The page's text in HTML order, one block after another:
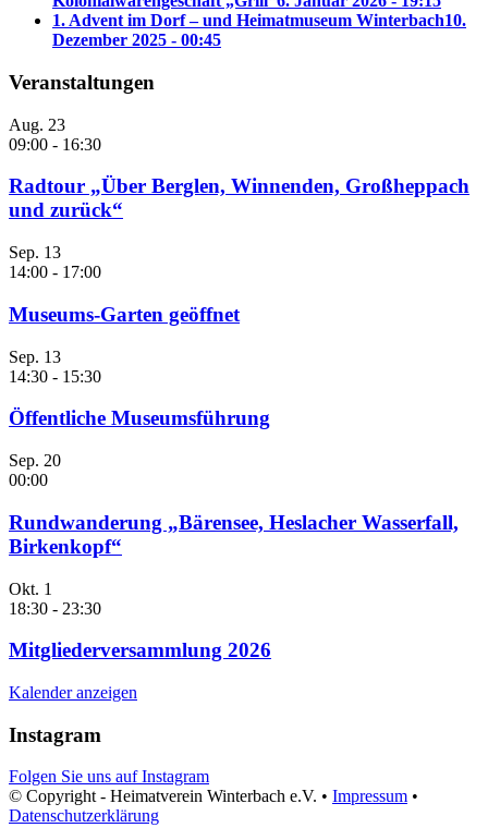
1. Advent im Dorf – und Heimatmuseum Winterbach10.
Dezember 2025 - 00:45
Veranstaltungen
Aug. 23
09:00 - 16:30
Radtour „Über Berglen, Winnenden, Großheppach
und zurück“
Sep. 13
14:00 - 17:00
Museums-Garten geöffnet
Sep. 13
14:30 - 15:30
Öffentliche Museumsführung
Sep. 20
00:00
Rundwanderung „Bärensee, Heslacher Wasserfall,
Birkenkopf“
Okt. 1
18:30 - 23:30
Mitgliederversammlung 2026
Kalender anzeigen
Instagram
Folgen Sie uns auf Instagram
© Copyright - Heimatverein Winterbach e.V. • Impressum •
Datenschutzerklärung